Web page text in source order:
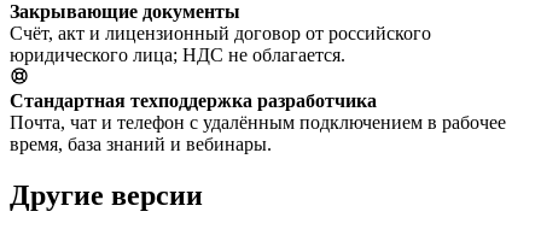
Закрывающие документы
Счёт, акт и лицензионный договор от российского
юридического лица; НДС не облагается.
Стандартная техподдержка разработчика
Почта, чат и телефон с удалённым подключением в рабочее
время, база знаний и вебинары.
Другие версии